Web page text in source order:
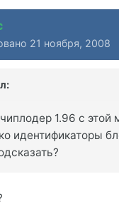
21 ноября, 2008
1.96 с этой
идентификаторы